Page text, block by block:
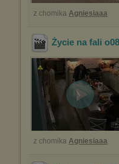
z chomika Agniesiaaa
Życie na fali
z chomika Agniesiaaa